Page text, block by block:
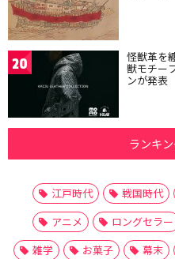
20 怪獣革を
獣モチー
ンが発表
ランキ
江戸時代 戦国時代
アニメ
ロングセラー
雑学
お菓子 幕末